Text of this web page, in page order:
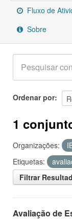
SobreFluxo de
Sobre
Ordenar por
1
Organizações:
Etiquetas:
Filtrar
Avaliação de